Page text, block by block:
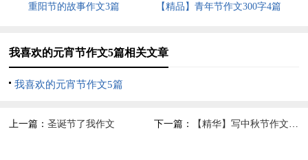
重阳节的故事作文3篇 【精品】青年节作文300字4篇
我喜欢的元宵节作文5篇相关文章
我喜欢的元宵节作文5篇
上一篇：圣诞节了我作文 下一篇： 【精华】写中秋节作文3篇